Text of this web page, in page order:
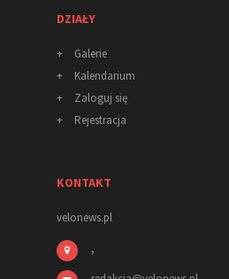
DZIAŁY
+
Galerie
+
Kalendarium
+
Zaloguj się
+
Rejestracja
KONTAKT
velonews.pl
,